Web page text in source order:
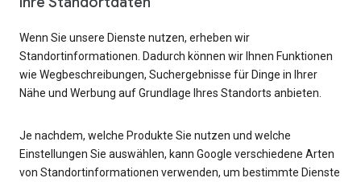
Wenn Sie unsere Dienste nutzen, erheben wir
Standortinformationen. Dadurch können wir Ihnen Funktionen
wie Wegbeschreibungen, Suchergebnisse für Dinge in Ihrer
Nähe und Werbung auf Grundlage Ihres Standorts anbieten.
Je nachdem, welche Produkte Sie nutzen und welche
Einstellungen Sie auswählen, kann Google verschiedene Arten
von Standortinformationen verwenden, um bestimmte Dienste